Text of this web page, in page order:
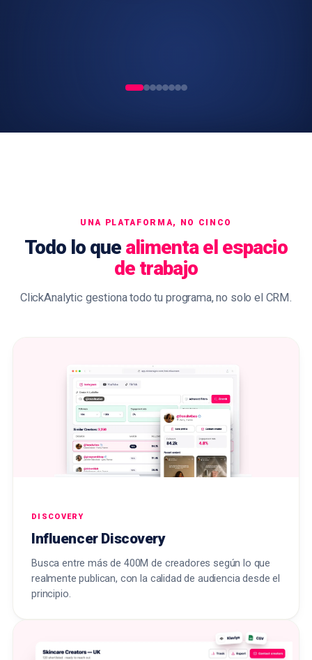
UNA PLATAFORMA, NO CINCO
Todo lo que alimenta el espacio
de trabajo
ClickAnalytic gestiona todo tu programa, no solo el CRM.
DISCOVERY
Influencer Discovery
Busca entre más de 400M de creadores según lo que
realmente publican, con la calidad de audiencia desde el
principio.